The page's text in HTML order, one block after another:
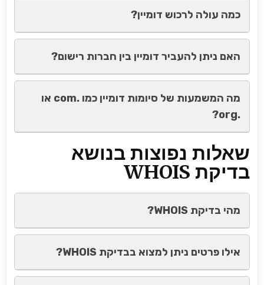
כמה עולה לרכוש דומיין?
האם ניתן להעביר דומיין בין חברות רישום?
מה המשמעות של סיומות דומיין כמו .com או
.org?
שאלות נפוצות בנושא
בדיקת WHOIS
מהי בדיקת WHOIS?
אילו פרטים ניתן למצוא בבדיקת WHOIS?